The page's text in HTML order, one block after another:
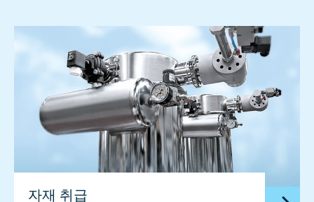
자재 취급